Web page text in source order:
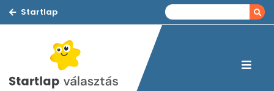
Startlap